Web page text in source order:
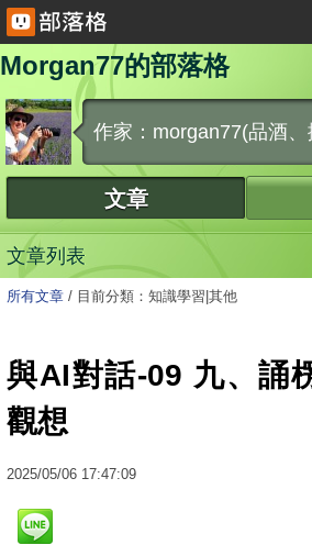
Morgan77的部落格
作家：morgan77(品酒
文章
文章列表
所有文章 / 目前分類：知識學習|其他
與AI對話-09 九、誦
觀想
2025/05/06 17:47:09